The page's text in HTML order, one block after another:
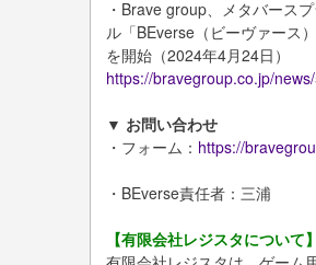
・Brave group、メタバース
ル「BEverse（ビーヴァース
を開始（2024年4月24日）
https://bravegroup.co.jp/
▼ お問い合わせ
・フォーム： https://
・BEverse責任者：三浦
【有限会社レジスタについて